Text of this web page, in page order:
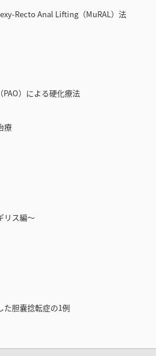
Recto Anal Lifting（MuRAL）法
）による硬化療法
療
リス編～
た胆囊捻転症の1例